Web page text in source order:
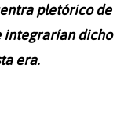
pletórico de
integrarían dicho
era.